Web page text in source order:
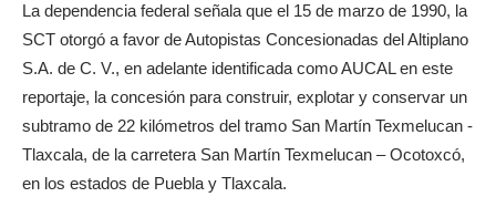
La dependencia federal señala que el 15 de marzo de 1990, la
SCT otorgó a favor de Autopistas Concesionadas del Altiplano
S.A. de C. V., en adelante identificada como AUCAL en este
reportaje, la concesión para construir, explotar y conservar un
subtramo de 22 kilómetros del tramo San Martín Texmelucan -
Tlaxcala, de la carretera San Martín Texmelucan – Ocotoxcó,
en los estados de Puebla y Tlaxcala.